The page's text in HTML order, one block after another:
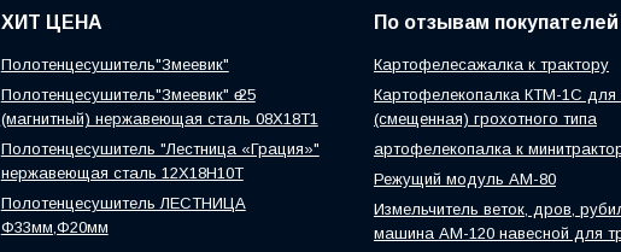
ХИТ ЦЕНА
Полотенцесушитель"Змеевик"
Полотенцесушитель"Змеевик" ө 25
(магнитный) нержавеющая сталь 08Х18Т1
Полотенцесушитель "Лестница «Грация»"
нержавеющая сталь 12Х18Н10Т
Полотенцесушитель ЛЕСТНИЦА
Ф33мм,Ф20мм
По отзывам покупателей
Картофелесажалка к трактору
Картофелекопалка КТМ-1С для
(смещенная) грохотного типа
артофелекопалка к
Режущий модуль АМ-80
Измельчитель веток, дров,
машина АМ-120 навесной для